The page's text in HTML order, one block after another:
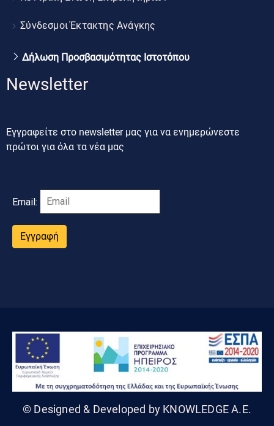
Σύνδεσμοι Έκτακτης Ανάγκης
Δήλωση Προσβασιμότητας Ιστοτόπου
Newsletter
Εγγραφείτε στο newsletter μας για να ενημερώνεστε
πρώτοι για όλα τα νέα μας
Email:
Εγγραφή
© Designed & Developed by KNOWLEDGE A.E.